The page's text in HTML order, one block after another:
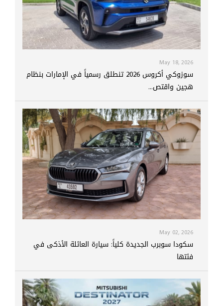
May 18, 2026
سوزوكي أكروس 2026 تنطلق رسمياً في الإمارات بنظام
هجين واقتص...
May 02, 2026
سكودا سوبرب الجديدة كلياً: سيارة العائلة الأذكى في
فئتها